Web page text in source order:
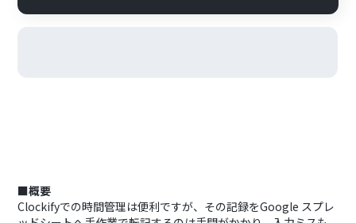
■概要
Clockifyでの時間管理は便利ですが、その記録をGoogle スプレ